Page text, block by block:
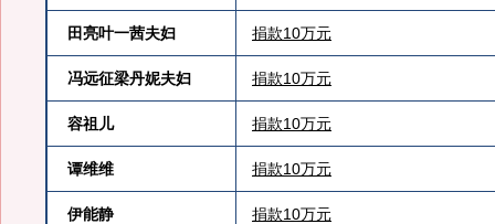
田亮叶一茜夫妇 捐款10万元
冯远征梁丹妮夫妇 捐款10万元
容祖儿 捐款10万元
谭维维 捐款10万元
伊能静 捐款10万元